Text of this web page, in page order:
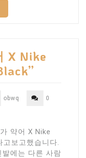
X Nike
obwq
0
약어 X Nike
보고했습니다.
에는 다른 사람